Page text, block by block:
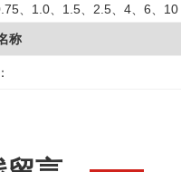
、1.0、1.5、2.5、4、6、10
称